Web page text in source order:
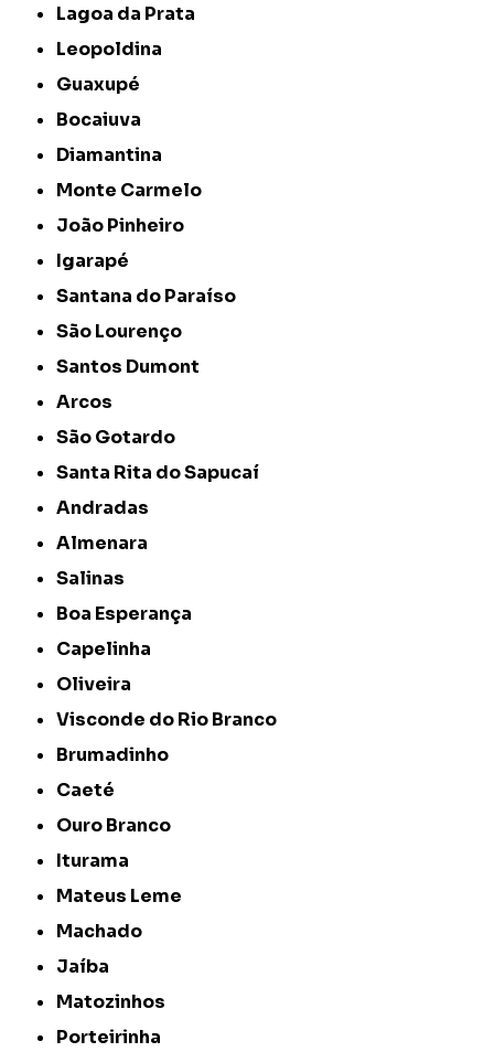
Lagoa da Prata
Leopoldina
Guaxupé
Bocaiuva
Diamantina
Monte Carmelo
João Pinheiro
Igarapé
Santana do Paraíso
São Lourenço
Santos Dumont
Arcos
São Gotardo
Santa Rita do Sapucaí
Andradas
Almenara
Salinas
Boa Esperança
Capelinha
Oliveira
Visconde do Rio Branco
Brumadinho
Caeté
Ouro Branco
Iturama
Mateus Leme
Machado
Jaíba
Matozinhos
Porteirinha